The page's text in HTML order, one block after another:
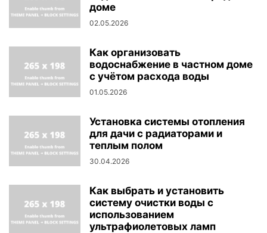
доме
02.05.2026
Как организовать
водоснабжение в частном доме
с учётом расхода воды
01.05.2026
Установка системы отопления
для дачи с радиаторами и
теплым полом
30.04.2026
Как выбрать и установить
систему очистки воды с
использованием
ультрафиолетовых ламп